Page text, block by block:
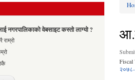
नगरपालिकाको वेबसाइट कस्तो लाग्यो ?
राम्रो
Fiscal